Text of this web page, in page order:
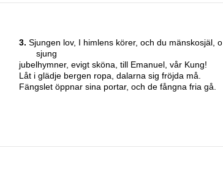
3. Sjungen lov, I himlens körer, och du mänskosjäl, o
sjung
jubelhymner, evigt sköna, till Emanuel, vår Kung!
Låt i glädje bergen ropa, dalarna sig fröjda må.
Fängslet öppnar sina portar, och de fångna fria gå.